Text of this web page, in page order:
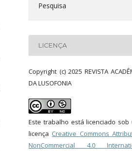
Pesquisa
LICENÇA
Copyright (c) 2025 REVISTA
DA LUSOFONIA
Este trabalho está licenciado sob
licença Creative Commons
NonCommercial 4.0